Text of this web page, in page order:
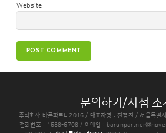
Website
문의하기/지점 소
주식회사 바른파트너2016 / 대표자명 : 전경진 / 서울특별
전화번호 : 1588-6708 / 이메일 :